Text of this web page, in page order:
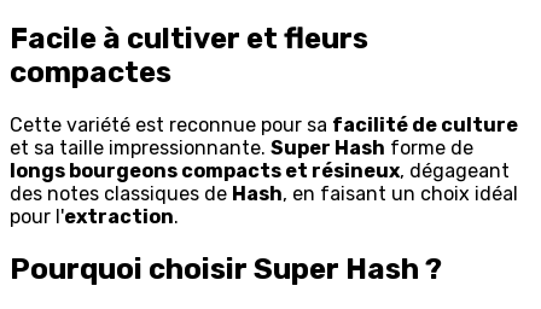
Facile à cultiver et fleurs
compactes
Cette variété est reconnue pour sa facilité de culture
et sa taille impressionnante. Super Hash forme de
longs bourgeons compacts et résineux, dégageant
des notes classiques de Hash, en faisant un choix idéal
pour l'extraction.
Pourquoi choisir Super Hash ?